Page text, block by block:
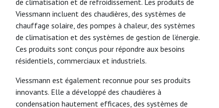
Viessmann incluent des chaudières, des systèmes de
chauffage solaire, des pompes à chaleur, des systèmes
de climatisation et des systèmes de gestion de l’énergie.
Ces produits sont conçus pour répondre aux besoins
résidentiels, commerciaux et industriels.
Viessmann est également reconnue pour ses produits
innovants. Elle a développé des chaudières à
condensation hautement efficaces, des systèmes de